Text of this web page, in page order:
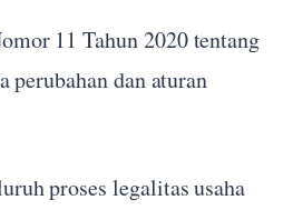
11 Tahun 2020 tentang
perubahan dan aturan
proses legalitas usaha